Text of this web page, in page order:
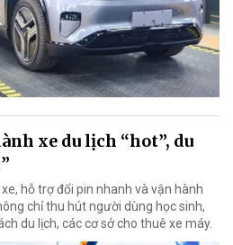
xe du lịch “hot”, du
hỗ trợ đổi pin nhanh và vận hành
chỉ thu hút người dùng học sinh,
du lịch, các cơ sở cho thuê xe máy.